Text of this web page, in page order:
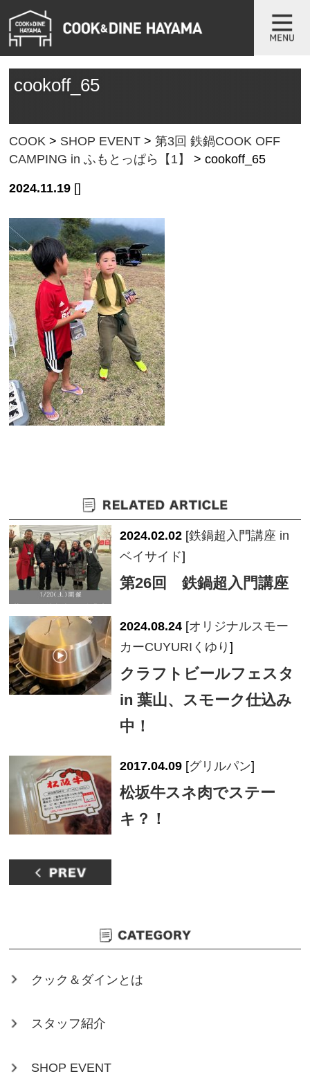
cookoff_65
COOK > SHOP EVENT >第3回 鉄鍋COOK OFF
CAMPING in ふもとっぱら【1】
>cookoff_65
2024.11.19 []
2024.02.02 [鉄鍋超入門講座 in
ベイサイド]
第26回 鉄鍋超入門講座
2024.08.24 [オリジナルスモー
カーCUYURIくゆり]
クラフトビールフェスタ
in 葉山、スモーク仕込み
中！
2017.04.09 [グリルパン]
松坂牛スネ肉でステー
キ？！
クック＆ダインとは
スタッフ紹介
SHOP EVENT